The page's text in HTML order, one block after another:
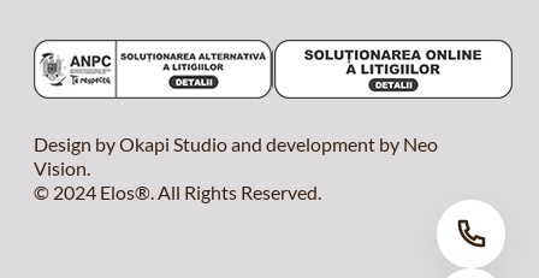
Design by Okapi Studio and development by Neo
Vision.
© 2024 Elos®. All Rights Reserved.